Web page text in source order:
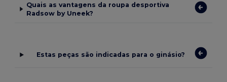
Quais as vantagens da roupa desportiva
Radsow by Uneek?
Estas peças são indicadas para o ginásio?